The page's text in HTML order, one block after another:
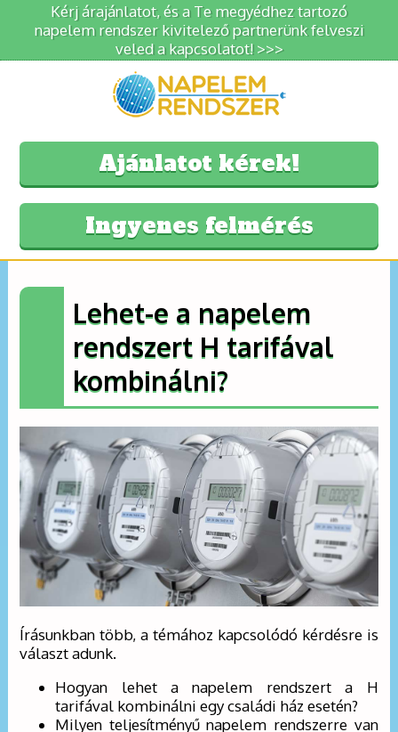
Kérj árajánlatot, és a Te megyédhez tartozó
napelem rendszer kivitelező partnerünk felveszi
veled a kapcsolatot! >>>
Ajánlatot kérek!
Ingyenes felmérés
Lehet-e a napelem
rendszert H tarifával
kombinálni?
Írásunkban több, a témához kapcsolódó kérdésre is
választ adunk.
Hogyan lehet a napelem rendszert a H
tarifával kombinálni egy családi ház esetén?
Milyen teljesítményű napelem rendszerre van